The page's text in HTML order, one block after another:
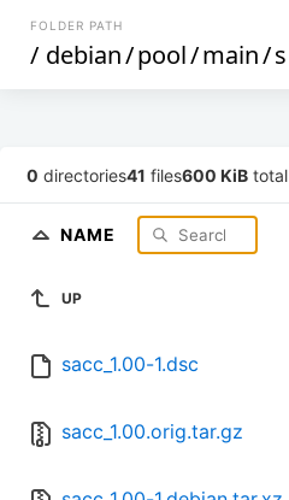
FOLDER PATH
/ debian/pool/main/s
0 directories41 files600 KiB total
NAME
UP
sacc_1.00-1.dsc
sacc_1.00.orig.tar.gz